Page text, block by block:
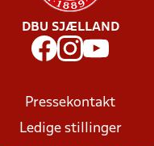
DBU SJÆLLAND
Pressekontakt
Ledige stillinger